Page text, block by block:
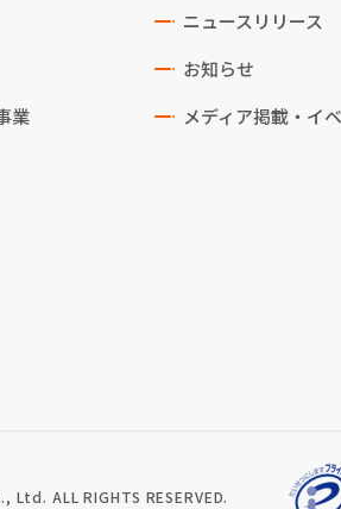
業
ニュースリリース
お知らせ
メディア掲載・イ
ALL RIGHTS RESERVED.